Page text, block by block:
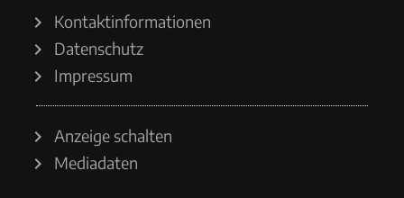
Kontaktinformationen
Datenschutz
Impressum
Anzeige schalten
Mediadaten